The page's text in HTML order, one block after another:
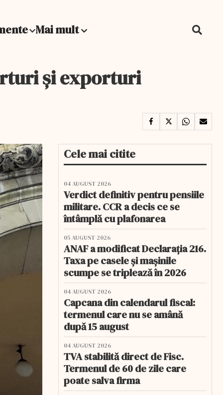
Mai mult
și exporturi
Cele mai citite
04 AUGUST 2026
Verdict definitiv pentru pensiile
militare. CCR a decis ce se
întâmplă cu plafonarea
05 AUGUST 2026
ANAF a modificat Declarația 216.
Taxa pe casele și mașinile
scumpe se triplează în 2026
04 AUGUST 2026
Capcana din calendarul fiscal:
termenul care nu se amână
după 15 august
04 AUGUST 2026
TVA stabilită direct de Fisc.
Termenul de 60 de zile care
poate salva firma